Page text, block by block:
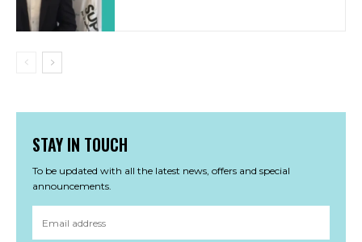
STAY IN TOUCH
To be updated with all the latest news, offers and special
announcements.